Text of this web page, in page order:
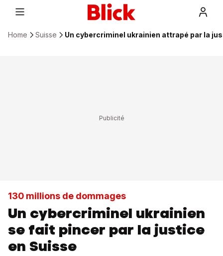
Home Suisse Un cybercriminel ukrainien attrapé par la
130 millions de dommages
Un cybercriminel ukrainien
se fait pincer par la justice
en Suisse